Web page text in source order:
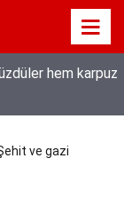
Yeni
ve gazi